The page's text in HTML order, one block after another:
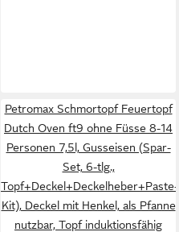
Petromax Schmortopf Feuertopf
Dutch Oven ft9 ohne Füsse 8-14
Personen 7,5l, Gusseisen (Spar-
Set, 6-tlg.,
Kit), Deckel mit Henkel, als Pfanne
nutzbar, Topf induktionsfähig